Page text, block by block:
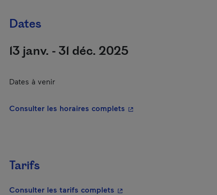
Dates
13 janv. - 31 déc. 2025
Dates à venir
Consulter les horaires complets - Cet hyperlien
Tarifs
Consulter les tarifs complets - Cet hyperlien s'ouvrira